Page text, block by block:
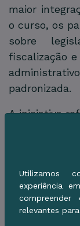
maior
o curso, os
sobre
fiscalização
padronizada.
A iniciativa
de
patrimônio
Ao investir
servidores,
atuação
priorizando
Utilizamos
experiência
relevantes